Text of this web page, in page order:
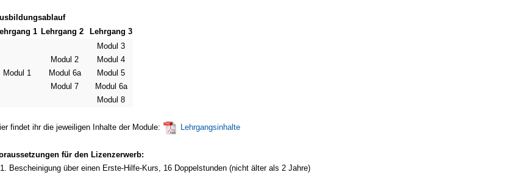
1 Lehrgang 2 Lehrgang 3
Modul 1
Modul 2
Modul 6a
Modul 7
Modul 3
Modul 4
Modul 5
Modul 6a
Modul 8
findet ihr die jeweiligen Inhalte der Module: Lehrgangsinhalte
für den Lizenzerwerb:
Bescheinigung über einen Erste-Hilfe-Kurs, 16 Doppelstunden (nicht älter als 2 Jahre)